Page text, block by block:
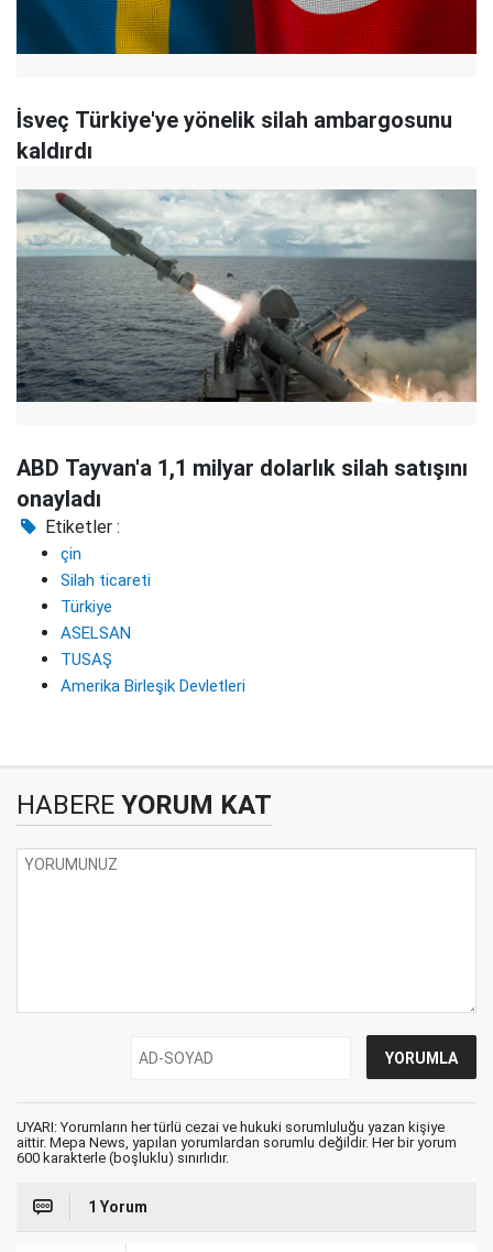
İsveç Türkiye'ye yönelik silah ambargosunu
kaldırdı
ABD Tayvan'a 1,1 milyar dolarlık silah satışını
onayladı
Etiketler :
çin
Silah ticareti
Türkiye
ASELSAN
TUSAŞ
Amerika Birleşik Devletleri
HABERE YORUM KAT
UYARI: Yorumların her türlü cezai ve hukuki sorumluluğu yazan kişiye
aittir. Mepa News, yapılan yorumlardan sorumlu değildir. Her bir yorum
600 karakterle (boşluklu) sınırlıdır.
1 Yorum